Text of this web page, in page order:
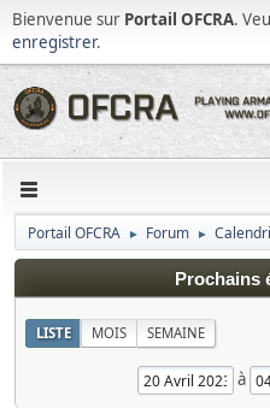
Bienvenue sur Portail OFCRA.
enregistrer.
Portail OFCRA ► Forum ►
Prochains
LISTE MOIS SEMAINE
à